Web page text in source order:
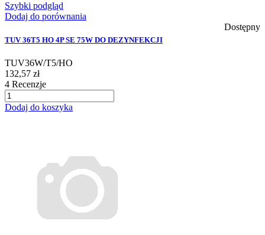
Szybki podgląd
Dodaj do porównania
Dostępny
TUV 36T5 HO 4P SE 75W DO DEZYNFEKCJI
TUV36W/T5/HO
132,57 zł
4 Recenzje
Dodaj do koszyka